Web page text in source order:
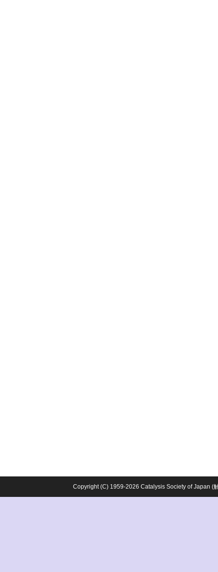
Copyright (C) 1959-2026 Catalysis Society of Japan (